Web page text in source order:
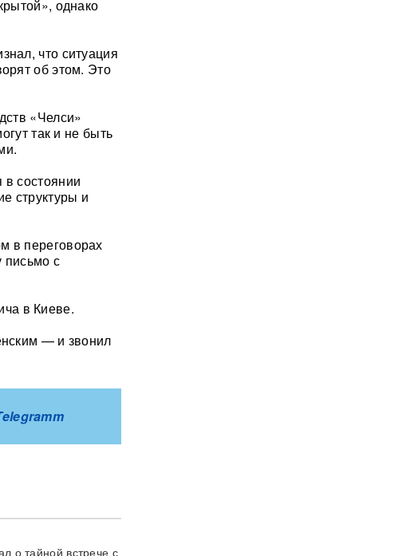
однако
что ситуация
об этом. Это
«Челси»
так и не быть
состоянии
структуры и
в переговорах
письмо с
в Киеве.
— и звонил
о тайной встрече с